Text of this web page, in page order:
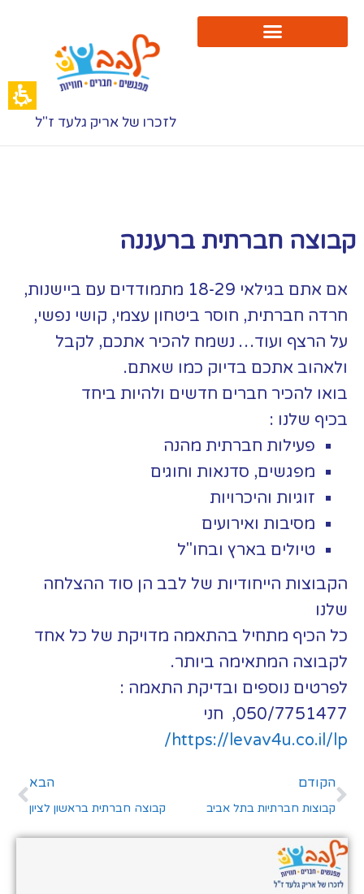
לזכרו של אריק גלעד ז"ל
קבוצה חברתית ברעננה
אם אתם בגילאי 18-29 מתמודדים עם ביישנות,
חרדה חברתית, חוסר ביטחון עצמי, קושי נפשי,
על הרצף ועוד… נשמח להכיר אתכם, לקבל
ולאהוב אתכם בדיוק כמו שאתם.
בואו להכיר חברים חדשים ולהיות ביחד
בכיף שלנו :
פעילות חברתית מהנה
מפגשים, סדנאות וחוגים
זוגיות והיכרויות
מסיבות ואירועים
טיולים בארץ ובחו"ל
הקבוצות הייחודיות של לבב הן סוד ההצלחה
שלנו
כל הכיף מתחיל בהתאמה מדויקת של כל אחד
לקבוצה המתאימה ביותר.
לפרטים נוספים ובדיקת התאמה :
050/7751477, חני
https://levav4u.co.il/lp/
הקודם
קבוצות חברתיות בתל אביב
הבא
קבוצה חברתית בראשון לציון